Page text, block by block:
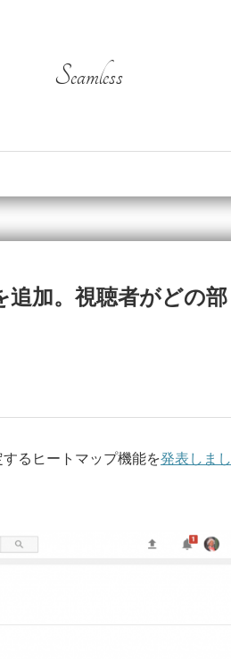
Seamless
追加。視聴者がどの部
るヒートマップ機能を発表しまし